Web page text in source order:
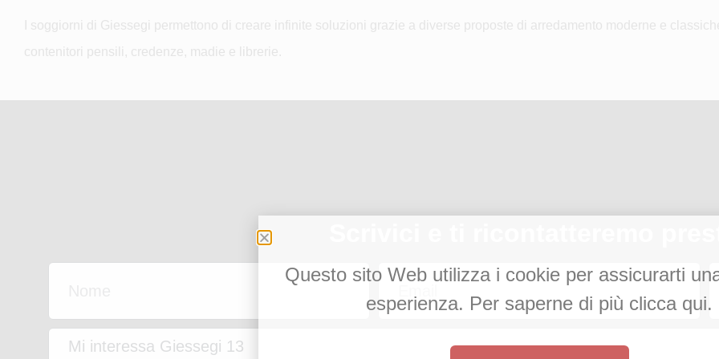
I soggiorni di Giessegi permettono di creare infinite soluzioni grazie a diverse proposte di arredamento moderne e
contenitori pensili, credenze, madie e librerie.
Questo sito Web utilizza i cookie per assicurarti
esperienza. Per saperne di più clicca qui.